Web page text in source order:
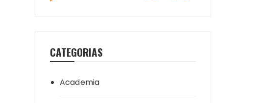
CATEGORIAS
Academia